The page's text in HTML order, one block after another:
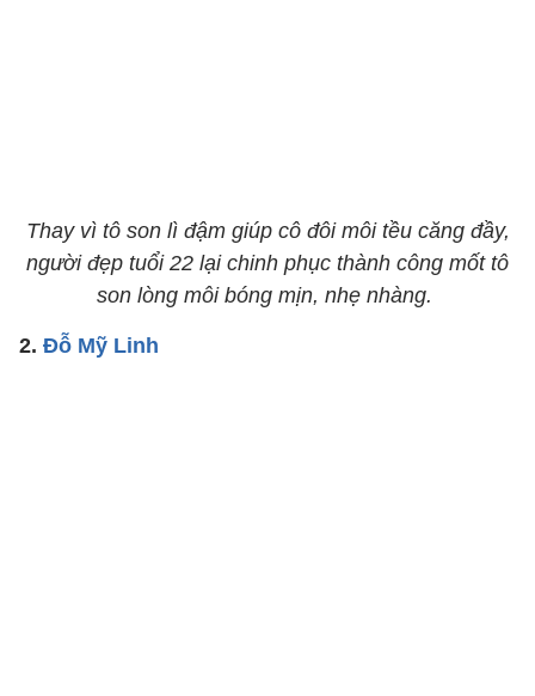
​​​​​​​Thay vì tô son lì đậm giúp cô đôi môi tều căng đầy,
người đẹp tuổi 22 lại chinh phục thành công mốt tô
son lòng môi bóng mịn, nhẹ nhàng.
​​​​​​​​​​​​​​​​​​​​​​​​​​​2. Đỗ Mỹ Linh